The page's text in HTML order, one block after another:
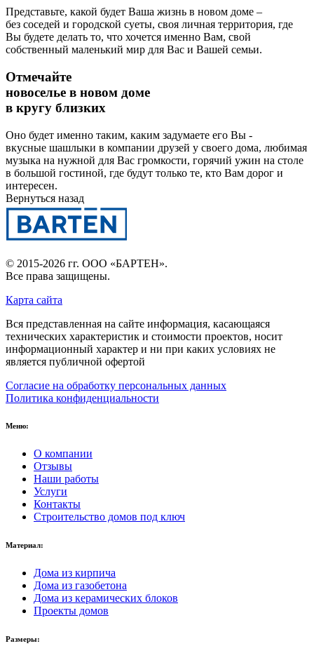
Представьте, какой будет Ваша жизнь в новом доме –
без соседей и городской суеты, своя личная территория, где
Вы будете делать то, что хочется именно Вам, свой
собственный маленький мир для Вас и Вашей семьи.
Отмечайте
новоселье в новом доме
в кругу близких
Оно будет именно таким, каким задумаете его Вы -
вкусные шашлыки в компании друзей у своего дома, любимая
музыка на нужной для Вас громкости, горячий ужин на столе
в большой гостиной, где будут только те, кто Вам дорог и
интересен.
Вернуться назад
© 2015-2026 гг. ООО «БАРТЕН».
Все права защищены.
Карта сайта
Вся представленная на сайте информация, касающаяся
технических характеристик и стоимости проектов, носит
информационный характер и ни при каких условиях не
является публичной офертой
Согласие на обработку персональных данных
Политика конфиденциальности
Меню:
О компании
Отзывы
Наши работы
Услуги
Контакты
Строительство домов под ключ
Материал:
Дома из кирпича
Дома из газобетона
Дома из керамических блоков
Проекты домов
Размеры: